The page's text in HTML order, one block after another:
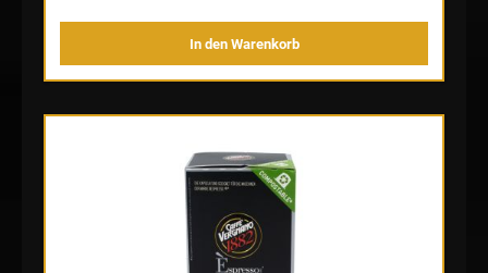
In den Warenkorb